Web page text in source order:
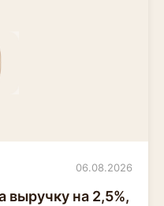
06.08.2026
выручку на 2,5%,